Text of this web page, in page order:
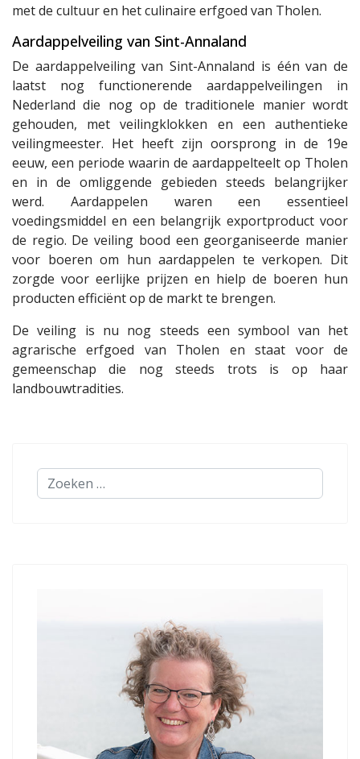
met de cultuur en het culinaire erfgoed van Tholen.
Aardappelveiling van Sint-Annaland
De aardappelveiling van Sint-Annaland is één van de
laatst nog functionerende aardappelveilingen in
Nederland die nog op de traditionele manier wordt
gehouden, met veilingklokken en een authentieke
veilingmeester. Het heeft zijn oorsprong in de 19e
eeuw, een periode waarin de aardappelteelt op Tholen
en in de omliggende gebieden steeds belangrijker
werd. Aardappelen waren een essentieel
voedingsmiddel en een belangrijk exportproduct voor
de regio. De veiling bood een georganiseerde manier
voor boeren om hun aardappelen te verkopen. Dit
zorgde voor eerlijke prijzen en hielp de boeren hun
producten efficiënt op de markt te brengen.
De veiling is nu nog steeds een symbool van het
agrarische erfgoed van Tholen en staat voor de
gemeenschap die nog steeds trots is op haar
landbouwtradities.